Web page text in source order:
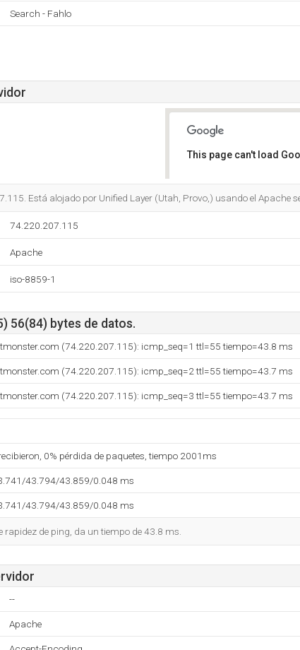
Search - Fahlo
This page can't load
Está alojado por Unified Layer (Utah, Provo,) usando el Apache
74.220.207.115
Apache
iso-8859-1
56(84) bytes de datos.
(74.220.207.115): icmp_seq=1 ttl=55 tiempo=43.8 ms
(74.220.207.115): icmp_seq=2 ttl=55 tiempo=43.7 ms
(74.220.207.115): icmp_seq=3 ttl=55 tiempo=43.7 ms
0% pérdida de paquetes, tiempo 2001ms
43.794/43.859/0.048 ms
43.794/43.859/0.048 ms
rapidez de ping, da un tiempo de 43.8 ms.
--
Apache